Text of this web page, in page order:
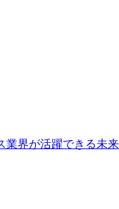
業界が活躍できる未